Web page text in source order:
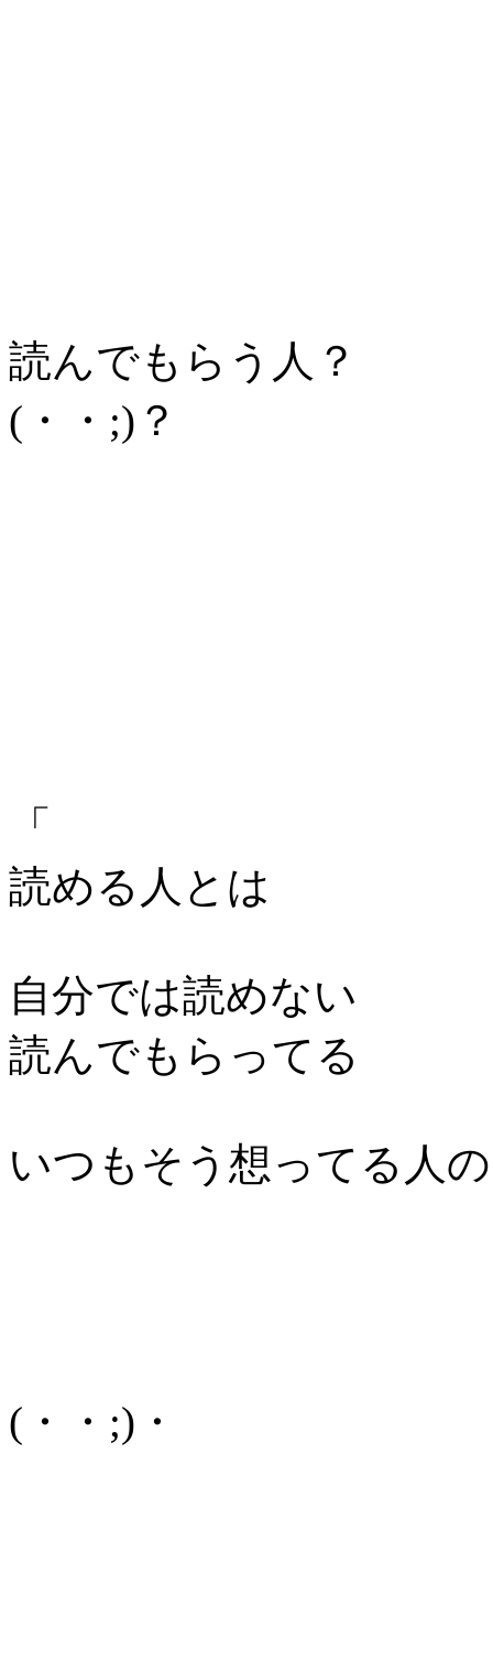
読んでもらう人？
(・・;)？
「
読める人とは
自分では読めない
読んでもらってる
いつもそう想ってる人
(・・;)・